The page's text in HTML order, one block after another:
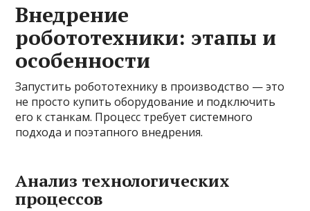
Внедрение
робототехники: этапы и
особенности
Запустить робототехнику в производство — это
не просто купить оборудование и подключить
его к станкам. Процесс требует системного
подхода и поэтапного внедрения.
Анализ технологических
процессов